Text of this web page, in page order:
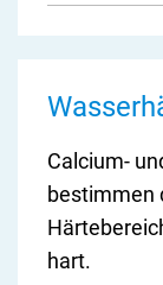
Calcium-
bestimmen
hart.